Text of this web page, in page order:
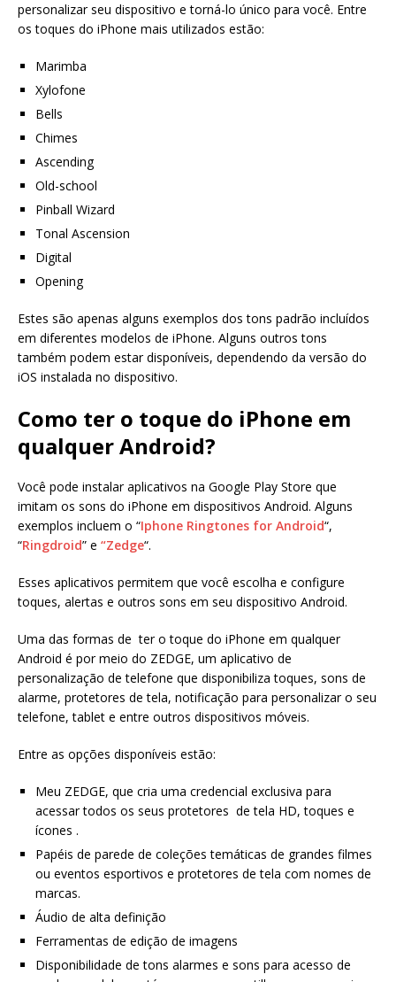
personalizar seu dispositivo e torná-lo único para você. Entre
os toques do iPhone mais utilizados estão:
Marimba
Xylofone
Bells
Chimes
Ascending
Old-school
Pinball Wizard
Tonal Ascension
Digital
Opening
Estes são apenas alguns exemplos dos tons padrão incluídos
em diferentes modelos de iPhone. Alguns outros tons
também podem estar disponíveis, dependendo da versão do
iOS instalada no dispositivo.
Como ter o toque do iPhone em
qualquer Android?
Você pode instalar aplicativos na Google Play Store que
imitam os sons do iPhone em dispositivos Android. Alguns
exemplos incluem o “Iphone Ringtones for Android“,
“Ringdroid” e “Zedge“.
Esses aplicativos permitem que você escolha e configure
toques, alertas e outros sons em seu dispositivo Android.
Uma das formas de ter o toque do iPhone em qualquer
Android é por meio do ZEDGE, um aplicativo de
personalização de telefone que disponibiliza toques, sons de
alarme, protetores de tela, notificação para personalizar o seu
telefone, tablet e entre outros dispositivos móveis.
Entre as opções disponíveis estão:
Meu ZEDGE, que cria uma credencial exclusiva para
acessar todos os seus protetores de tela HD, toques e
ícones .
Papéis de parede de coleções temáticas de grandes filmes
ou eventos esportivos e protetores de tela com nomes de
marcas.
Áudio de alta definição
Ferramentas de edição de imagens
Disponibilidade de tons alarmes e sons para acesso de